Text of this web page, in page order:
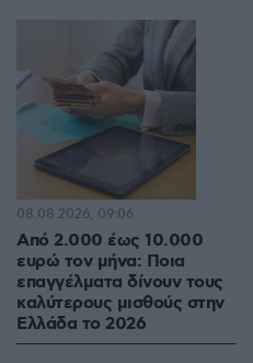
Από 2.000 έως 10.000
ευρώ τον μήνα: Ποια
επαγγέλματα δίνουν τους
καλύτερους μισθούς στην
Ελλάδα το 2026
08.08.2026, 09:06